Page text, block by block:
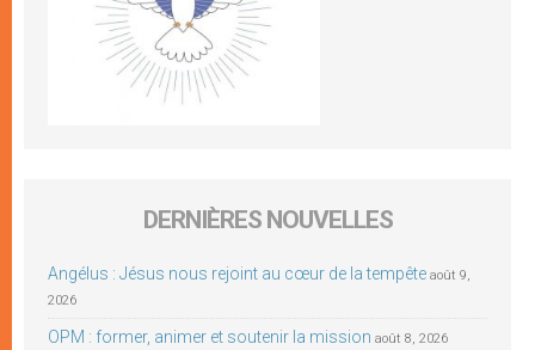
DERNIÈRES NOUVELLES
Angélus : Jésus nous rejoint au cœur de la tempête août 9,
2026
OPM : former, animer et soutenir la mission août 8, 2026